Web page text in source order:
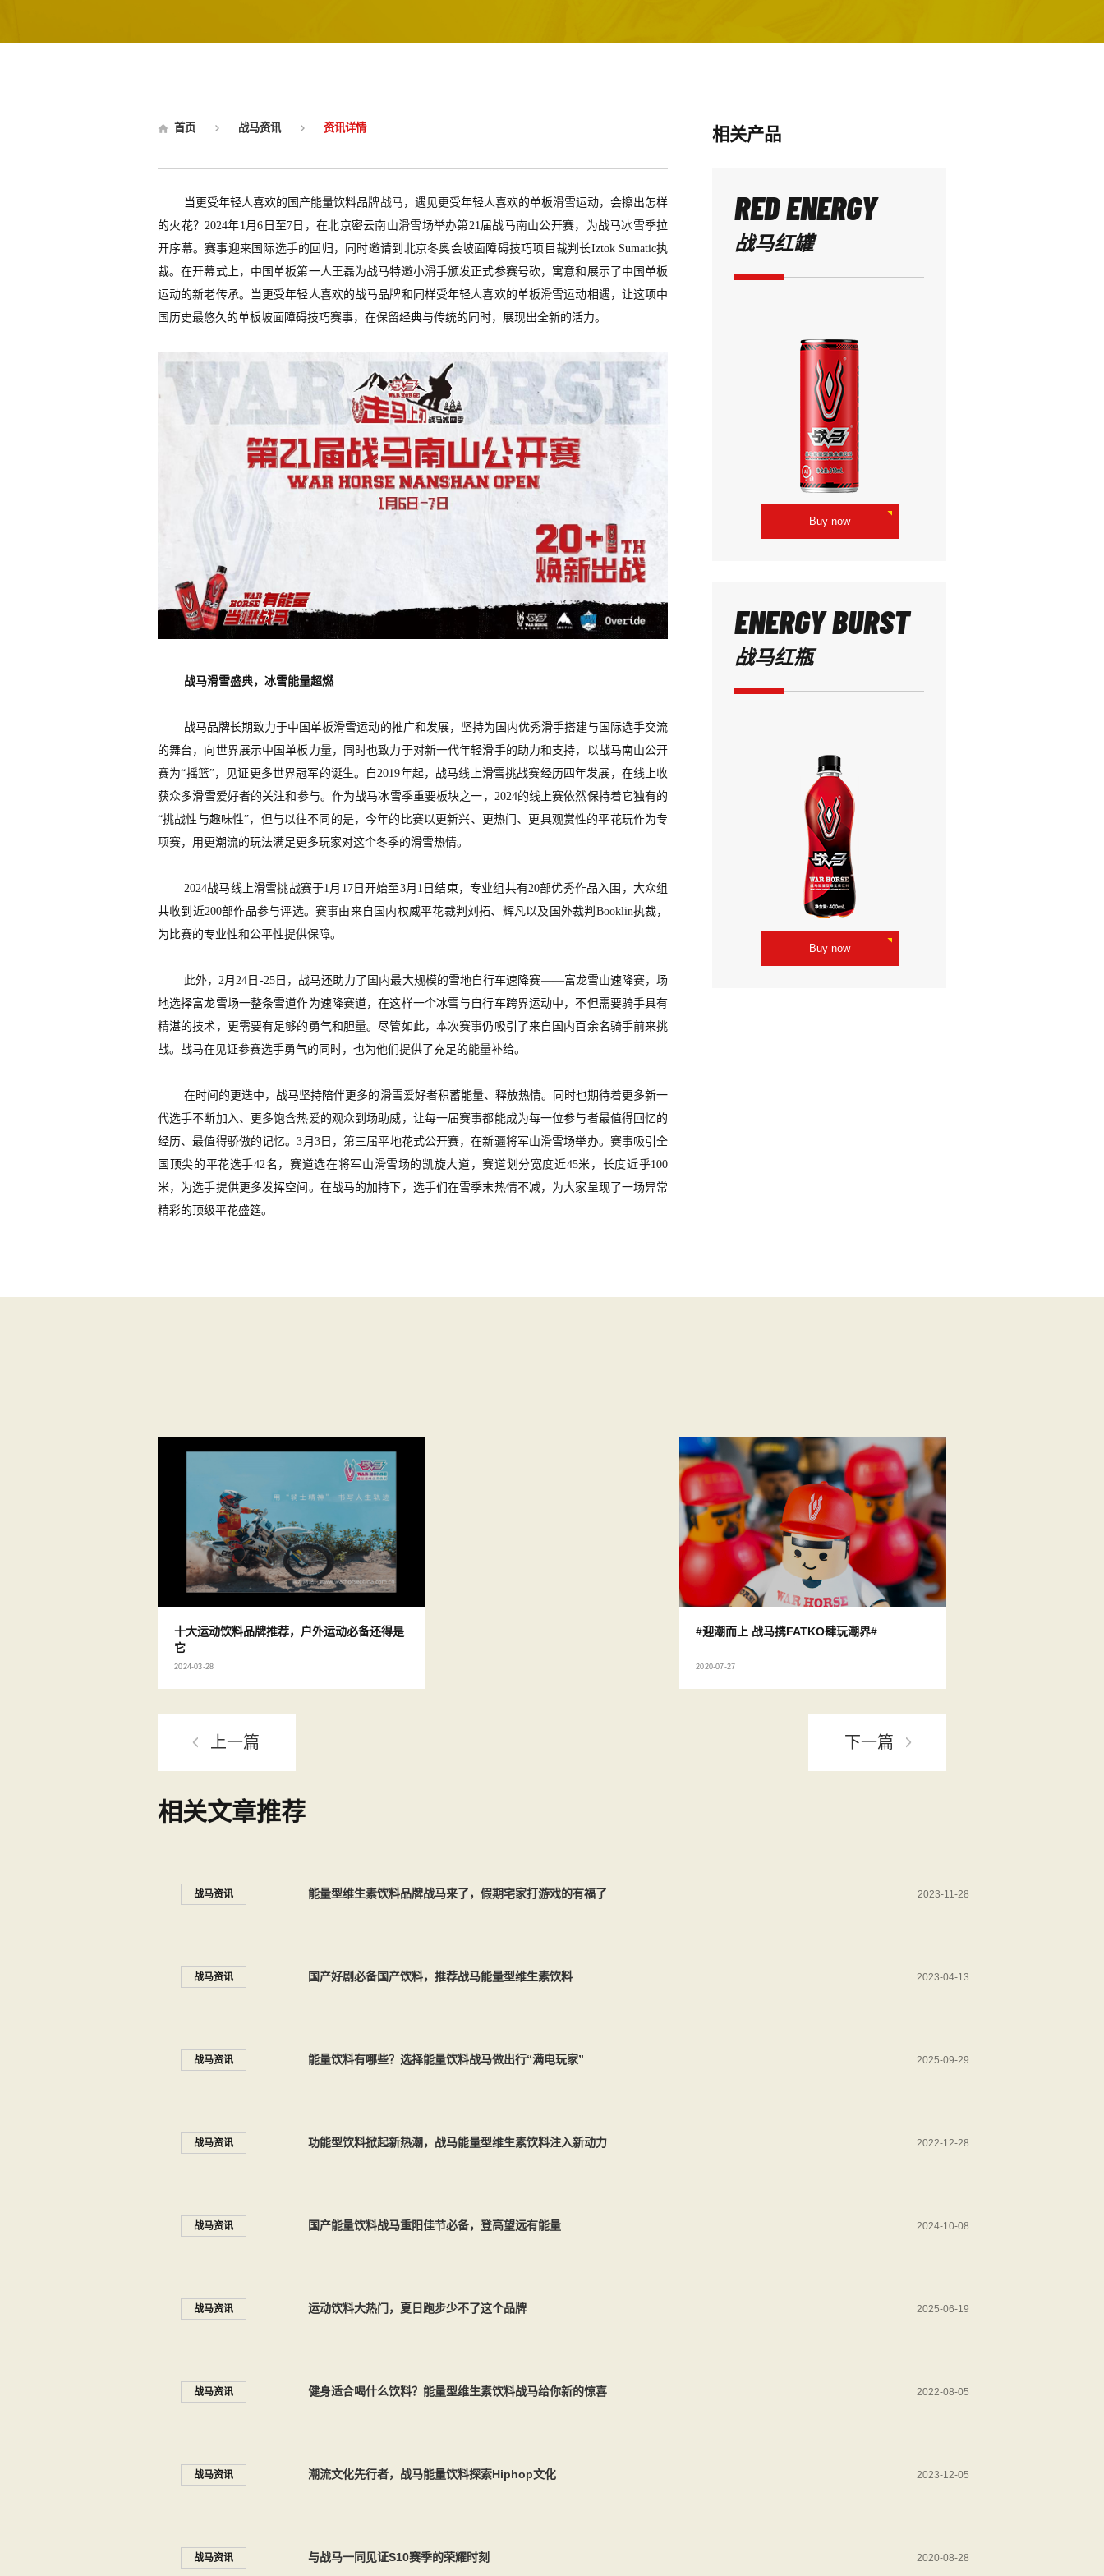
首页 战马资讯 资讯详情
当更受年轻人喜欢的国产能量饮料品牌战马 ，遇见更受年轻人喜欢的单板滑雪运动，会擦出怎样
的火花？ 2024年1月6日至7日，在北京密云南山滑雪场举办第21届战马南山公开赛，为战马冰雪季拉
开序幕。赛事迎来国际选手的回归，同时邀请到北京冬奥会坡面障碍技巧项目裁判长Iztok Sumatic执
裁。在开幕式上 ，中国单板第一人王磊为战马特邀小滑手颁发正式参赛号砍， 寓意和展示了中国单板
运动的新老传承。 当更受年轻人喜欢的战马品牌和同样受年轻人喜欢的单板滑雪运动相遇，让这项中
国历史最悠久的单板坡面障碍技巧赛事，在保留经典与传统的同时，展现出全新的活力。
战马滑雪盛典，冰雪能量超燃
战马品牌长期致力于中国单板滑雪运动的推广和发展，坚持为国内优秀滑手搭建与国际选手交流
的舞台，向世界展示中国单板力量，同时也致力于对新一代年轻滑手的助力和支持，以战马南山公开
赛为“摇篮”，见证更多世界冠军的诞生。自2019年起，战马线上滑雪挑战赛经历四年发展，在线上收
获众多滑雪爱好者的关注和参与。作为战马冰雪季重要板块之一 ， 2024的线上赛依然保持着它独有的
“挑战性与趣味性”，但与以往不同的是，今年的比赛以更新兴、更热门、更具观赏性的平花玩作为专
项赛，用更潮流的玩法满足更多玩家对这个冬季的滑雪热情。
2024战马线上滑雪挑战赛于1月17日开始至3月1日结束，专业组共有20部优秀作品入围，大众组
共收到近200部作品参与评选。赛事由来自国内权威平花裁判刘拓、辉凡以及国外裁判Booklin执裁，
为比赛的专业性和公平性提供保障。
此外，2月24日-25日，战马还助力了 国内最大规模的雪地自行车速降赛——富龙雪山速降赛，场
地选择富龙雪场一整条雪道作为速降赛道，在这样一个冰雪与自行车跨界运动中，不但需要骑手具有
精湛的技术，更需要有足够的勇气和胆量。尽管如此，本次赛事仍吸引了来自国内百余名骑手前来挑
战。 战马在见证参赛选手勇气的同时，也为他们提供了充足的能量补给。
在时间的更迭中，战马坚持陪伴更多的滑雪爱好者积蓄能量、释放热情。同时也期待着更多新一
代选手不断加入、更多饱含热爱的观众到场助威，让每一届赛事都能成为每一位参与者最值得回忆的
经历、最值得骄傲的记忆。3月3日，第三届平地花式公开赛，在新疆将军山滑雪场举办。赛事吸引全
国顶尖的平花选手42名，赛道选在将军山滑雪场的凯旋大道，赛道划分宽度近45米，长度近乎100
米，为选手提供更多发挥空间。在战马的加持下，选手们在雪季末热情不减，为大家呈现了一场异常
精彩的顶级平花盛筵。
相关产品
RED ENERGY
战马红罐
Buy now
ENERGY BURST
战马红瓶
Buy now
十大运动饮料品牌推荐，户外运动必备还得是
它
2024-03-28
上一篇
#迎潮而上 战马携FATKO肆玩潮界#
2020-07-27
下一篇
相关文章推荐
战马资讯 能量型维生素饮料品牌战马来了，假期宅家打游戏的有福了 2023-11-28
战马资讯 国产好剧必备国产饮料，推荐战马能量型维生素饮料 2023-04-13
战马资讯 能量饮料有哪些？选择能量饮料战马做出行“满电玩家” 2025-09-29
战马资讯 功能型饮料掀起新热潮，战马能量型维生素饮料注入新动力 2022-12-28
战马资讯 国产能量饮料战马重阳佳节必备，登高望远有能量 2024-10-08
战马资讯 运动饮料大热门，夏日跑步少不了这个品牌 2025-06-19
战马资讯 健身适合喝什么饮料？能量型维生素饮料战马给你新的惊喜 2022-08-05
战马资讯 潮流文化先行者，战马能量饮料探索Hiphop文化 2023-12-05
战马资讯 与战马一同见证S10赛季的荣耀时刻 2020-08-28